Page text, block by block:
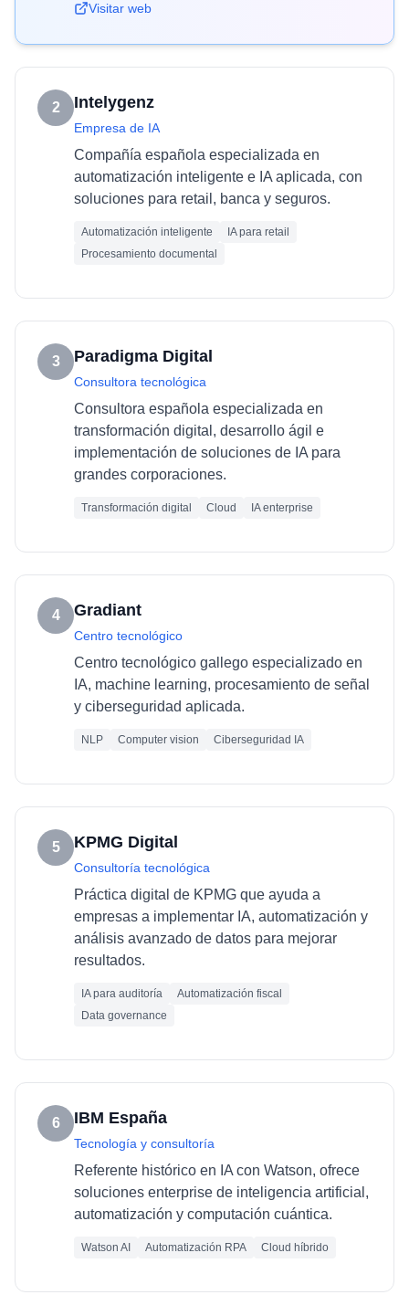
Visitar web
2 Intelygenz
Empresa de IA
Compañía española especializada en
automatización inteligente e IA aplicada, con
soluciones para retail, banca y seguros.
Automatización inteligente
IA para retail
Procesamiento documental
3 Paradigma Digital
Consultora tecnológica
Consultora española especializada en
transformación digital, desarrollo ágil e
implementación de soluciones de IA para
grandes corporaciones.
Transformación digital Cloud IA enterprise
4 Gradiant
Centro tecnológico
Centro tecnológico gallego especializado en
IA, machine learning, procesamiento de señal
y ciberseguridad aplicada.
NLP Computer vision Ciberseguridad IA
5 KPMG Digital
Consultoría tecnológica
Práctica digital de KPMG que ayuda a
empresas a implementar IA, automatización y
análisis avanzado de datos para mejorar
resultados.
IA para auditoría
Automatización fiscal
Data governance
6 IBM España
Tecnología y consultoría
Referente histórico en IA con Watson, ofrece
soluciones enterprise de inteligencia artificial,
automatización y computación cuántica.
Watson AI Automatización RPA Cloud híbrido